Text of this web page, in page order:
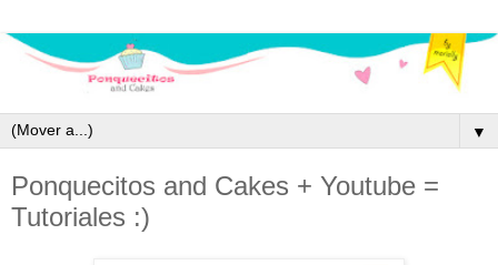
▼
Ponquecitos and Cakes + Youtube =
Tutoriales :)